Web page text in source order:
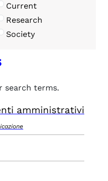
Current
Research
Society
search terms.
amministrativi